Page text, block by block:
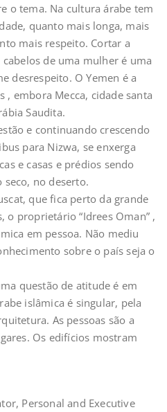
o tema. Na cultura árabe tem
quanto mais longa, mais
mais respeito. Cortar a
de uma mulher é uma
desrespeito. O Yemen é a
, embora Mecca, cidade santa
Saudita.
e continuando crescendo
para Nizwa, se enxerga
e casas e prédios sendo
no deserto.
que fica perto da grande
o proprietário “Idrees Oman” ,
em pessoa. Não mediu
sobre o país seja o
questão de atitude é em
islâmica é singular, pela
As pessoas são a
Os edifícios mostram
Personal and Executive